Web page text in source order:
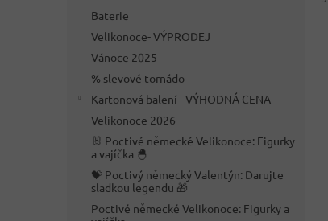
Baterie
Velikonoce- VÝPRODEJ
Vánoce 2025
% slevové tornádo
Kartonová balení - VÝHODNÁ CENA
Velikonoce 2026
🐰 Poctivé německé Velikonoce: Figurky
a vajíčka 🐣
💝 Poctivý německý Valentýn: Darujte
sladkou legendu 🎁
Poctivé německé Velikonoce: Figurky a